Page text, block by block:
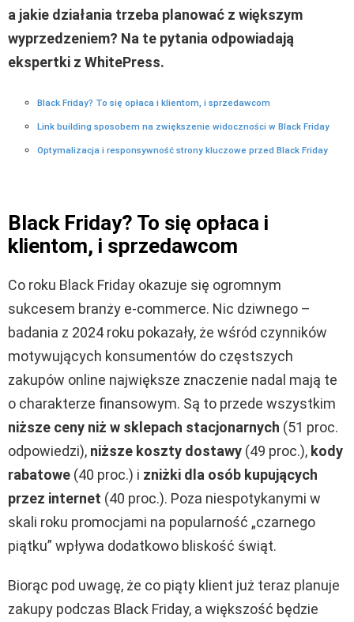
a jakie działania trzeba planować z większym
wyprzedzeniem? Na te pytania odpowiadają
ekspertki z WhitePress.
Black Friday? To się opłaca i klientom, i sprzedawcom
Link building sposobem na zwiększenie widoczności w Black Friday
Optymalizacja i responsywność strony kluczowe przed Black Friday
Black Friday? To się opłaca i
klientom, i sprzedawcom
Co roku Black Friday okazuje się ogromnym
sukcesem branży e-commerce. Nic dziwnego –
badania z 2024 roku pokazały, że wśród czynników
motywujących konsumentów do częstszych
zakupów online największe znaczenie nadal mają te
o charakterze finansowym. Są to przede wszystkim
niższe ceny niż w sklepach stacjonarnych (51 proc.
odpowiedzi), niższe koszty dostawy (49 proc.), kody
rabatowe (40 proc.) i zniżki dla osób kupujących
przez internet (40 proc.). Poza niespotykanymi w
skali roku promocjami na popularność „czarnego
piątku” wpływa dodatkowo bliskość świąt.
Biorąc pod uwagę, że co piąty klient już teraz planuje
zakupy podczas Black Friday, a większość będzie